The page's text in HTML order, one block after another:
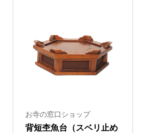
お寺の窓口ショップ
背短杢魚台（スベリ止め